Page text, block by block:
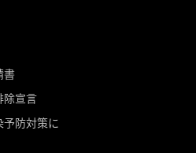
書
除宣言
防対策に